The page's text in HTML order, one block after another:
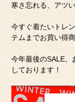
寒さ忘れる、アツい
今すぐ着たいトレ
テムまでお買い得
今年最後のSALE、
しております！